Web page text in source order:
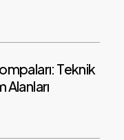
Teknik
Alanları